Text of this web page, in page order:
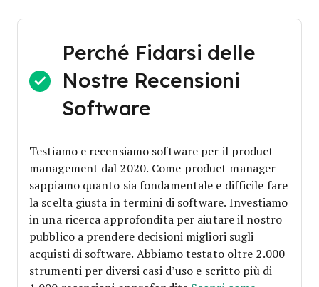
Perché Fidarsi delle
Nostre Recensioni
Software
Testiamo e recensiamo software per il product
management dal 2020. Come product manager
sappiamo quanto sia fondamentale e difficile fare
la scelta giusta in termini di software. Investiamo
in una ricerca approfondita per aiutare il nostro
pubblico a prendere decisioni migliori sugli
acquisti di software. Abbiamo testato oltre 2.000
strumenti per diversi casi d’uso e scritto più di